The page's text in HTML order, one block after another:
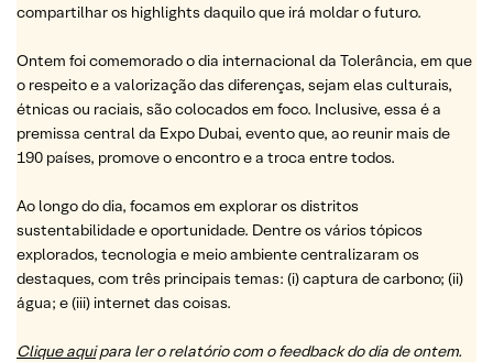
compartilhar os highlights daquilo que irá moldar o futuro.
Ontem foi comemorado o dia internacional da Tolerância, em que
o respeito e a valorização das diferenças, sejam elas culturais,
étnicas ou raciais, são colocados em foco. Inclusive, essa é a
premissa central da Expo Dubai, evento que, ao reunir mais de
190 países, promove o encontro e a troca entre todos.
Ao longo do dia, focamos em explorar os distritos
sustentabilidade e oportunidade. Dentre os vários tópicos
explorados, tecnologia e meio ambiente centralizaram os
destaques, com três principais temas: (i) captura de carbono; (ii)
água; e (iii) internet das coisas.
Clique aquipara ler o relatório com o feedback do dia de ontem.